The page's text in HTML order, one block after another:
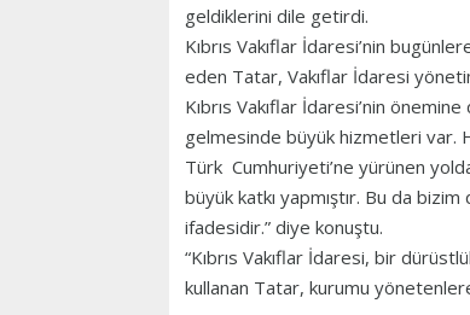
geldiklerini dile getirdi.
Kıbrıs Vakıflar İdaresi’nin
eden Tatar, Vakıflar İdaresi
Kıbrıs Vakıflar İdaresi’nin
gelmesinde büyük hizmetleri var.
Türk Cumhuriyeti’ne yürünen
büyük katkı yapmıştır. Bu da
ifadesidir.” diye konuştu.
“Kıbrıs Vakıflar İdaresi, bir
kullanan Tatar, kurumu